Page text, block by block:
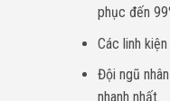
phục đến
Các linh
Đội ngũ
nhanh nhất.